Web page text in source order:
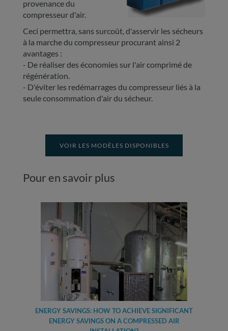
provenance du
compresseur d'air.
Ceci permettra, sans surcoût, d'asservir les sécheurs
à la marche du compresseur procurant ainsi 2
avantages :
- De réaliser des économies sur l'air comprimé de
régénération.
- D'éviter les redémarrages du compresseur liés à la
seule consommation d'air du sécheur.
VOIR LES MODÈLES DISPONIBLES
Pour en savoir plus
ENERGY SAVINGS: HOW TO ACHIEVE SIGNIFICANT
ENERGY SAVINGS ON A COMPRESSED AIR